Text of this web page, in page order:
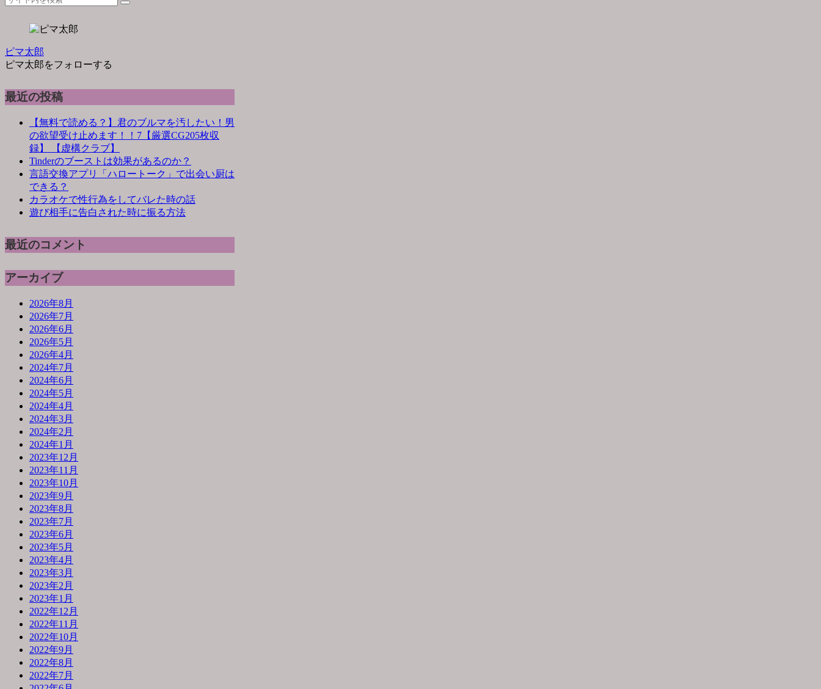
ピマ太郎
ピマ太郎をフォローする
最近の投稿
【無料で読める？】君のブルマを汚したい！男
の欲望受け止めます！！7【厳選CG205枚収
録】 【虚構クラブ】
Tinderのブーストは効果があるのか？
言語交換アプリ「ハロートーク」で出会い厨は
できる？
カラオケで性行為をしてバレた時の話
遊び相手に告白された時に振る方法
最近のコメント
アーカイブ
2026年8月
2026年7月
2026年6月
2026年5月
2026年4月
2024年7月
2024年6月
2024年5月
2024年4月
2024年3月
2024年2月
2024年1月
2023年12月
2023年11月
2023年10月
2023年9月
2023年8月
2023年7月
2023年6月
2023年5月
2023年4月
2023年3月
2023年2月
2023年1月
2022年12月
2022年11月
2022年10月
2022年9月
2022年8月
2022年7月